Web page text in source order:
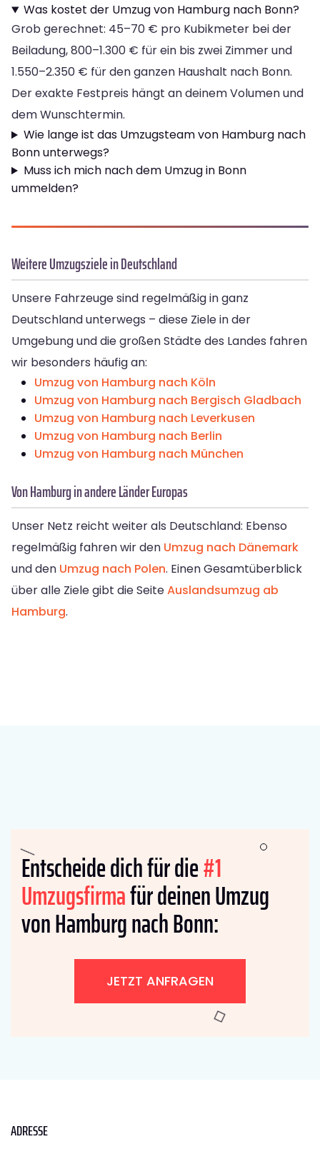
Was kostet der Umzug von Hamburg nach Bonn?
Grob gerechnet: 45–70 € pro Kubikmeter bei der
Beiladung, 800–1.300 € für ein bis zwei Zimmer und
1.550–2.350 € für den ganzen Haushalt nach Bonn.
Der exakte Festpreis hängt an deinem Volumen und
dem Wunschtermin.
Wie lange ist das Umzugsteam von Hamburg nach
Bonn unterwegs?
Muss ich mich nach dem Umzug in Bonn
ummelden?
Weitere Umzugsziele in Deutschland
Unsere Fahrzeuge sind regelmäßig in ganz
Deutschland unterwegs – diese Ziele in der
Umgebung und die großen Städte des Landes fahren
wir besonders häufig an:
Umzug von Hamburg nach Köln
Umzug von Hamburg nach Bergisch Gladbach
Umzug von Hamburg nach Leverkusen
Umzug von Hamburg nach Berlin
Umzug von Hamburg nach München
Von Hamburg in andere Länder Europas
Unser Netz reicht weiter als Deutschland: Ebenso
regelmäßig fahren wir den Umzug nach Dänemark
und den Umzug nach Polen. Einen Gesamtüberblick
über alle Ziele gibt die SeiteAuslandsumzug ab
Hamburg.
Entscheide dich für die#1
Umzugsfirmafür deinen Umzug
von Hamburg nach Bonn:
JETZT ANFRAGEN
ADRESSE